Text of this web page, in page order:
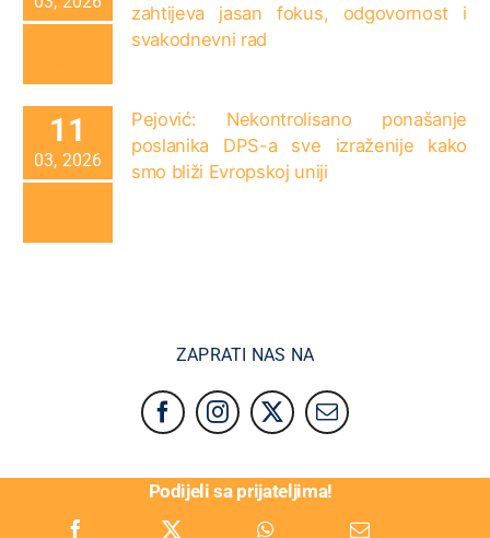
zahtijeva jasan fokus, odgovornost i
svakodnevni rad
11
03, 2026
Pejović: Nekontrolisano ponašanje
poslanika DPS-a sve izraženije kako
smo bliži Evropskoj uniji
ZAPRATI NAS NA
Podijeli sa prijateljima!